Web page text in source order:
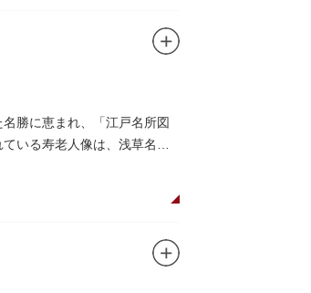
勝に恵まれ、「江戸名所図
いる寿老人像は、浅草名所